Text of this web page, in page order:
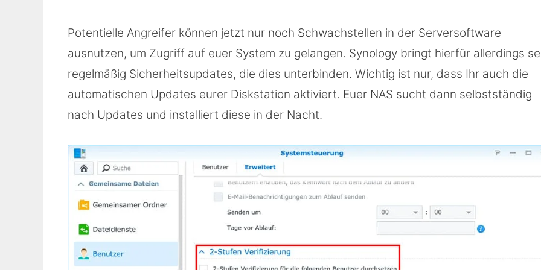
Potentielle Angreifer können jetzt nur noch Schwachstellen in der Serversoftware
ausnutzen, um Zugriff auf euer System zu gelangen. Synology bringt hierfür allerdings
regelmäßig Sicherheitsupdates, die dies unterbinden. Wichtig ist nur, dass Ihr auch die
automatischen Updates eurer Diskstation aktiviert. Euer NAS sucht dann selbstständig
nach Updates und installiert diese in der Nacht.